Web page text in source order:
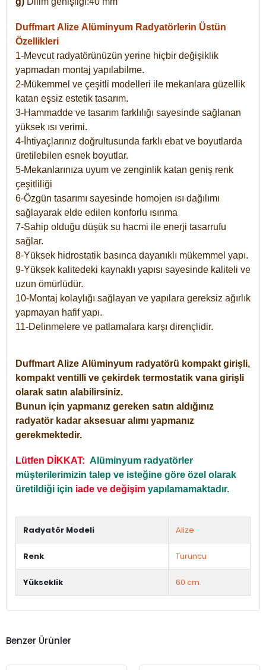
Duffmart Alize Alüminyum Radyatörlerin Üstün
Özellikleri
1-Mevcut radyatörünüzün yerine hiçbir değişiklik
yapmadan montaj yapılabilme.
2-Mükemmel ve çeşitli modelleri ile mekanlara güzellik
katan eşsiz estetik tasarım.
3-Hammadde ve tasarım farklılığı sayesinde sağlanan
yüksek ısı verimi.
4-İhtiyaçlarınız doğrultusunda farklı ebat ve boyutlarda
üretilebilen esnek boyutlar.
5-Mekanlarınıza uyum ve zenginlik katan geniş renk
çeşitliliği
6-Özgün tasarımı sayesinde homojen ısı dağılımı
sağlayarak elde edilen konforlu ısınma
7-Sahip olduğu düşük su hacmi ile enerji tasarrufu
sağlar.
8-Yüksek hidrostatik basınca dayanıklı mükemmel yapı.
9-Yüksek kalitedeki kaynaklı yapısı sayesinde kaliteli ve
uzun ömürlüdür.
10-Montaj kolaylığı sağlayan ve yapılara gereksiz ağırlık
yapmayan hafif yapı.
11-Delinmelere ve patlamalara karşı dirençlidir.
Duffmart Alize Alüminyum radyatörü kompakt girişli,
kompakt ventilli ve çekirdek termostatik vana girişli
olarak satın alabilirsiniz.
Bunun için yapmanız gereken satın aldığınız
radyatör kadar aksesuar alımı yapmanız
gerekmektedir.
Lütfen DİKKAT: Alüminyum radyatörler
müşterilerimizin talep ve isteğine göre özel olarak
üretildiği için iade ve değişim yapılamamaktadır.
Radyatör Modeli Alize
Renk Turuncu
Yükseklik 60 cm.
Benzer Ürünler